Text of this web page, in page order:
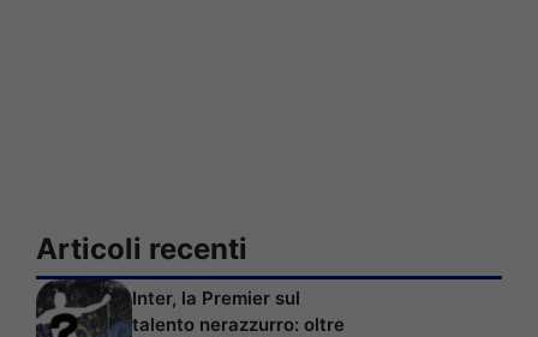
Articoli recenti
Inter, la Premier sul
talento nerazzurro: oltre